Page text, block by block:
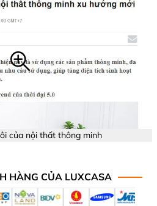
của nội thất thông minh
HÀNG CỦA LUXCASA